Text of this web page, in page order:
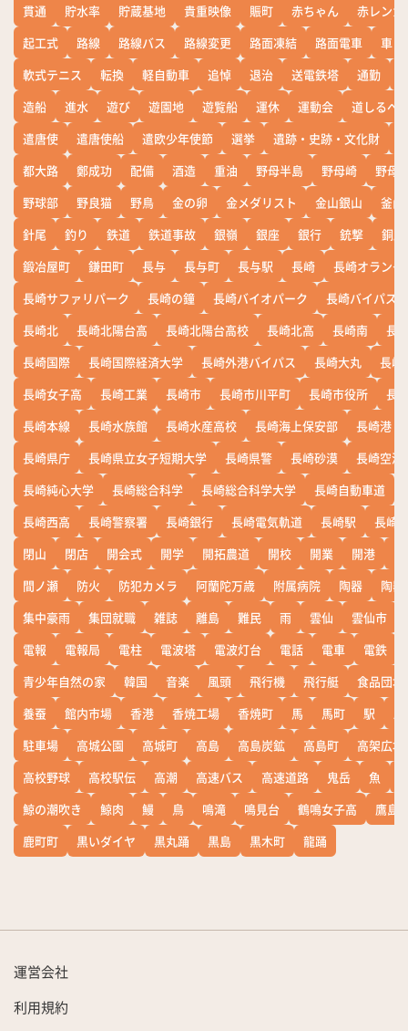
貫通
貯水率 貯蔵基地 貴重映像 賑町 赤ちゃん
赤レンガ
起工式
路線 路線バス 路線変更 路面凍結 路面電車
車
軟式テニス
転換 軽自動車 追悼 退治 送電鉄塔 通勤
造船
進水 遊び 遊園地 遊覧船 運休 運動会
道しるべ
遣唐使
遣唐使船 遣欧少年使節 選挙 遺跡・史跡・文化財
都大路
鄭成功 配備 酒造 重油 野母半島 野母崎
野母
野球部
野良猫 野鳥 金の卵 金メダリスト 金山銀山
釜山
針尾
釣り 鉄道 鉄道事故 銀嶺 銀座 銀行 銃撃
銅座
鍛冶屋町
鎌田町 長与 長与町 長与駅 長崎
長崎オランダ
長崎サファリパーク
長崎の鐘 長崎バイオパーク
長崎バイパス
長崎北
長崎北陽台高 長崎北陽台高校 長崎北高 長崎南
長
長崎国際
長崎国際経済大学 長崎外港バイパス 長崎大丸
長崎
長崎女子高
長崎工業 長崎市 長崎市川平町 長崎市役所
長
長崎本線
長崎水族館 長崎水産高校 長崎海上保安部
長崎港
長崎県庁
長崎県立女子短期大学 長崎県警 長崎砂漠
長崎空港
長崎純心大学
長崎総合科学 長崎総合科学大学 長崎自動車道
長崎西高
長崎警察署 長崎銀行 長崎電気軌道 長崎駅
長崎
閉山
閉店 開会式 開学 開拓農道 開校 開業 開港
間ノ瀬
防火 防犯カメラ 阿蘭陀万歳 附属病院 陶器
陶器
集中豪雨
集団就職 雑誌 離島 難民 雨 雲仙 雲仙市
電報
電報局 電柱 電波塔 電波灯台 電話 電車 電鉄
青少年自然の家
韓国 音楽 風頭 飛行機 飛行艇
食品団地
養蚕
館内市場 香港 香焼工場 香焼町 馬 馬町 駅
駐車場
高城公園 高城町 高島 高島炭鉱 高島町
高架広場
高校野球
高校駅伝 高潮 高速バス 高速道路 鬼岳 魚
鯨の潮吹き
鯨肉 鰻 鳥 鳴滝 鳴見台 鶴鳴女子高
鷹島
鹿町町
黒いダイヤ 黒丸踊 黒島 黒木町 龍踊
運営会社
利用規約